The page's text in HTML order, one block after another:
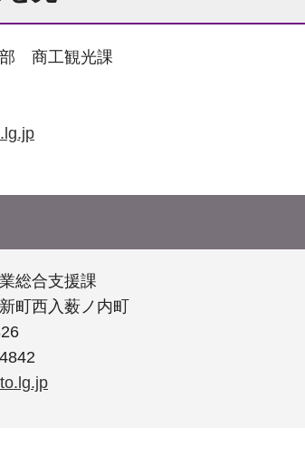
商工観光課
総合支援課
町西入薮ノ内町